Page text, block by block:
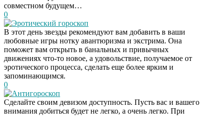
совместном будущем…
0
Эротический гороскоп
В этот день звезды рекомендуют вам добавить в ваши
любовные игры нотку авантюризма и экстрима. Она
поможет вам открыть в банальных и привычных
движениях что-то новое, а удовольствие, получаемое от
эротического процесса, сделать еще более ярким и
запоминающимся.
0
Антигороскоп
Сделайте своим девизом доступность. Пусть вас и вашего
внимания добиться будет не легко, а очень легко. При